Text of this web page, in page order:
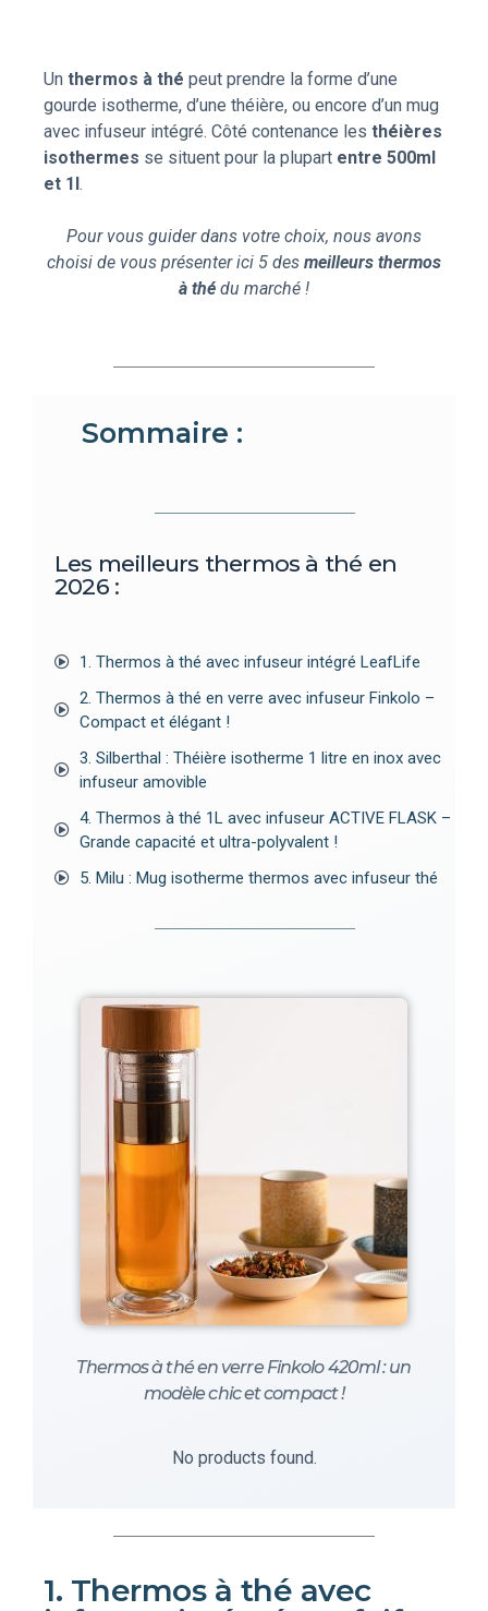
Un thermos à thé peut prendre la forme d’une
gourde isotherme, d’une théière, ou encore d’un mug
avec infuseur intégré. Côté contenance les théières
isothermes se situent pour la plupart entre 500ml
et 1l .
Pour vous guider dans votre choix, nous avons
choisi de vous présenter ici 5 des meilleurs thermos
à thé du marché !
Sommaire :
Les meilleurs thermos à thé en
2026 :
1. Thermos à thé avec infuseur intégré LeafLife
2. Thermos à thé en verre avec infuseur Finkolo –
Compact et élégant !
3. Silberthal : Théière isotherme 1 litre en inox avec
infuseur amovible
4. Thermos à thé 1L avec infuseur ACTIVE FLASK –
Grande capacité et ultra-polyvalent !
5. Milu : Mug isotherme thermos avec infuseur thé
Thermos à thé en verre Finkolo 420ml : un
modèle chic et compact !
No products found.
1. Thermos à thé avec